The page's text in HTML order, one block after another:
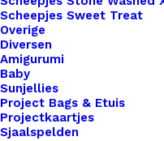
Scheepjes Sweet Treat
Overige
Diversen
Amigurumi
Baby
Sunjellies
Project Bags & Etuis
Projectkaartjes
Sjaalspelden
Nog meer leuks!